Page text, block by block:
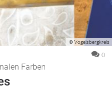
© Vogelsbergkreis
0
Farben